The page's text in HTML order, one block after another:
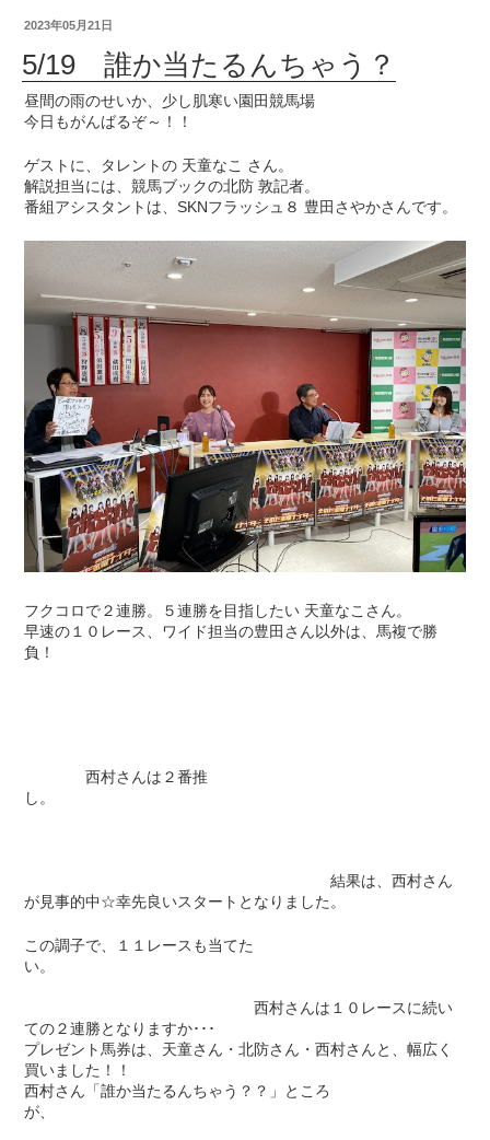
2023年05月21日
5/19 誰か当たるんちゃう？
昼間の雨のせいか、少し肌寒い園田競馬場
今日もがんばるぞ～！！
ゲストに、タレントの 天童なこ さん。
解説担当には、競馬ブックの北防 敦記者。
番組アシスタントは、SKNフラッシュ８ 豊田さやかさんです。
フクコロで２連勝。５連勝を目指したい 天童なこさん。
早速の１０レース、ワイド担当の豊田さん以外は、馬複で勝
負！
西村さんは２番推
し。
結果は、西村さん
が見事的中☆幸先良いスタートとなりました。
この調子で、１１レースも当てた
い。
西村さんは１０レースに続い
ての２連勝となりますか･･･
プレゼント馬券は、天童さん・北防さん・西村さんと、幅広く
買いました！！
西村さん「誰か当たるんちゃう？？」ところ
が、